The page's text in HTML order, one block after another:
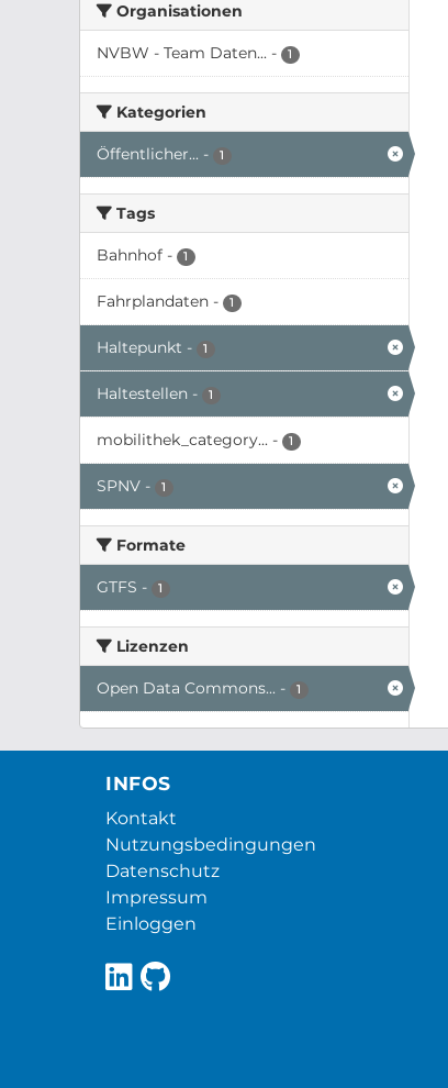
Organisationen
NVBW - Team Daten... - 1
Kategorien
Öffentlicher... - 1
Tags
Bahnhof - 1
Fahrplandaten - 1
Haltepunkt - 1
Haltestellen - 1
mobilithek_category... - 1
SPNV - 1
Formate
GTFS - 1
Lizenzen
Open Data Commons... - 1
INFOS
Kontakt
Nutzungsbedingungen
Datenschutz
Impressum
Einloggen